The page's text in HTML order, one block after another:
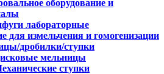
оборудование и
лабораторные
для измельчения и гомогенизации
дробилки/ступки
мельницы
ступки